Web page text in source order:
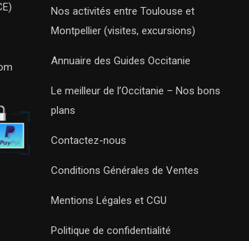
Nos activités entre Toulouse et
Montpellier (visites, excursions)
Annuaire des Guides Occitanie
Le meilleur de l’Occitanie – Nos bons
plans
Contactez-nous
Conditions Générales de Ventes
Mentions Légales et CGU
Politique de confidentialité